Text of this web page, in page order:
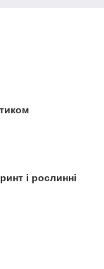
і рослинні